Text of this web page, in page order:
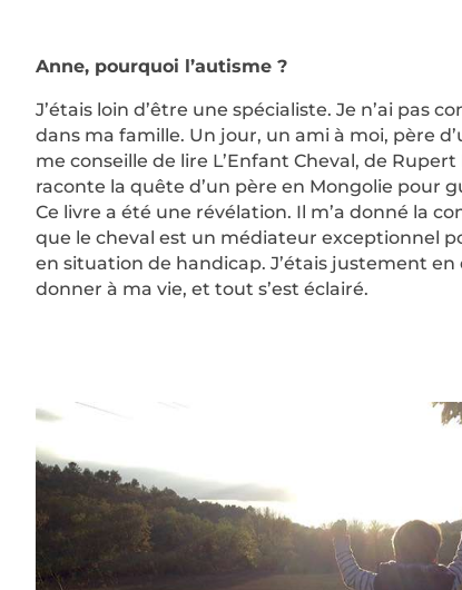
Anne, pourquoi l’autisme ?
J’étais loin d’être une spécialiste. Je n’ai pas
dans ma famille. Un jour, un ami à moi, père
me conseille de lire L’Enfant Cheval, de Rupert
raconte la quête d’un père en Mongolie pour
Ce livre a été une révélation. Il m’a donné la
que le cheval est un médiateur exceptionnel
en situation de handicap. J’étais justement en
donner à ma vie, et tout s’est éclairé.